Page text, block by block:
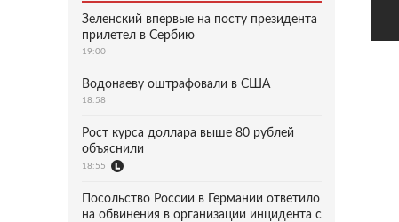
Зеленский впервые на посту президента
прилетел в Сербию
19:00
Водонаеву оштрафовали в США
18:58
Рост курса доллара выше 80 рублей
объяснили
18:55
Посольство России в Германии ответило
на обвинения в организации инцидента с